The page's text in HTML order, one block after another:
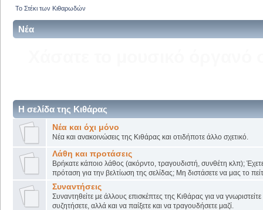
Το Στέκι των Κιθαρωδών
Νέα
Η σελίδα της Κιθάρας
Νέα και όχι μόνο
Νέα και ανακοινώσεις της Κιθάρας και οτιδήποτε άλλο σχετικό.
Λάθη και προτάσεις
Βρήκατε κάποιο λάθος (ακόρντο, τραγουδιστή, συνθέτη κλπ);
πρόταση για την βελτίωση της σελίδας; Μη διστάσετε να μας το
Συναντήσεις
Συναντηθείτε με άλλους επισκέπτες της Κιθάρας για να
συζητήσετε, αλλά και να παίξετε και να τραγουδήσετε μαζί.